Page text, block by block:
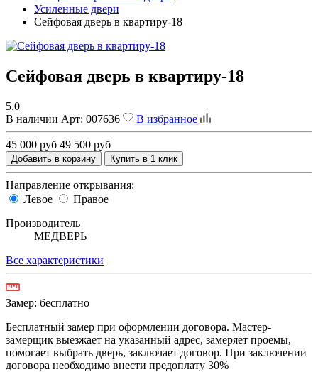
Усиленные двери
Сейфовая дверь в квартиру-18
Сейфовая дверь в квартиру-18
5.0
В наличии Арт: 007636 В избранное
45 000 руб 49 500 руб
Добавить в корзину Купить в 1 клик
Направление открывания:
Левое
Правое
Производитель
МЕДВЕРЬ
Все характеристики
Замер: бесплатно
Бесплатный замер при оформлении договора. Мастер-
замерщик выезжает на указанный адрес, замеряет проемы,
помогает выбрать дверь, заключает договор. При заключении
договора необходимо внести предоплату 30%